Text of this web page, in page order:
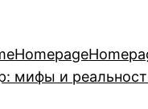
Homepage
мифы и